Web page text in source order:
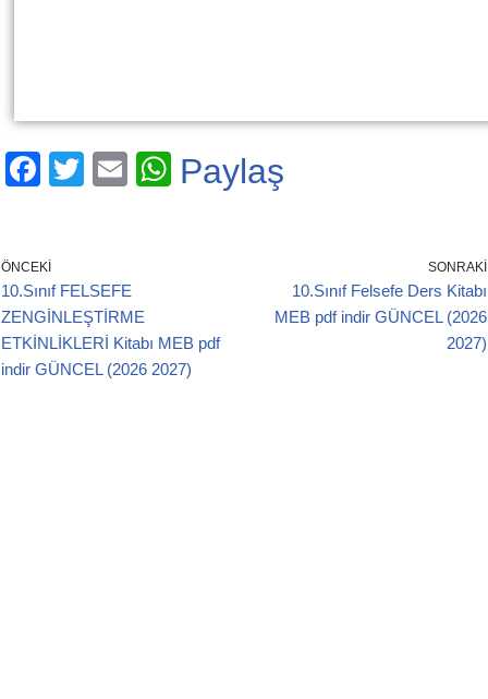
F
e
b
o
o
T
E
W
p
p
Paylaş
ÖNCEKI
10.Sınıf FELSEFE
ZENGİNLEŞTİRME
ETKİNLİKLERİ Kitabı MEB pdf
indir GÜNCEL (2026 2027)
SONRAKI
10.Sınıf Felsefe Ders Kitabı
MEB pdf indir GÜNCEL (2026
2027)